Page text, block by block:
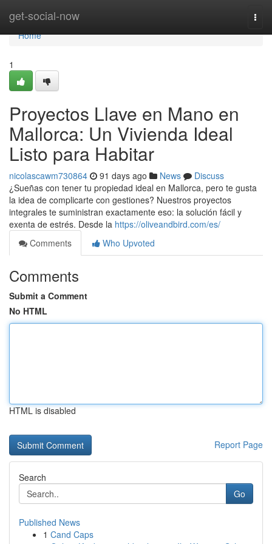
get-social-now
Home
Home
1
Proyectos Llave en Mano en
Mallorca: Un Vivienda Ideal
Listo para Habitar
nicolascawm730864 91 days ago News
Discuss
¿Sueñas con tener tu propiedad ideal en Mallorca, pero te gusta
la idea de complicarte con gestiones? Nuestros proyectos
integrales te suministran exactamente eso: la solución fácil y
exenta de estrés. Desde la https://oliveandbird.com/es/
Comments
Who Upvoted
Comments
Submit a Comment
No HTML
HTML is disabled
Report Page
Search
Go
Published News
1 Cand Caps